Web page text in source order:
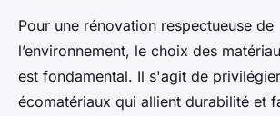
Pour une rénovation respectueuse de
l’environnement, le choix des
est fondamental. Il s'agit de
écomatériaux qui allient durabilité et